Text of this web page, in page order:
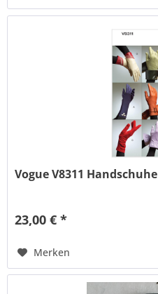
Vogue V8311 Handschuhe
23,00 € *
Merken